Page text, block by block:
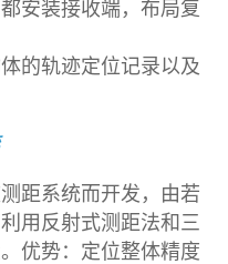
安装接收端，布局复
的轨迹定位记录以及
距系统而开发，由若
用反射式测距法和三
优势：定位整体精度